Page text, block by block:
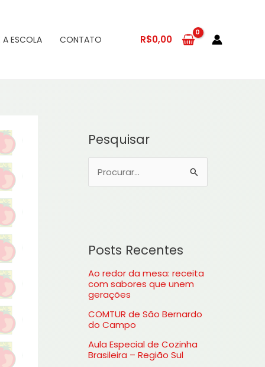
A ESCOLA CONTATO R$0,00
Pesquisar
u
s
a
r
o
Posts Recentes
Ao redor da mesa: receita
com sabores que unem
gerações
COMTUR de São Bernardo
do Campo
Aula Especial de Cozinha
Brasileira – Região Sul